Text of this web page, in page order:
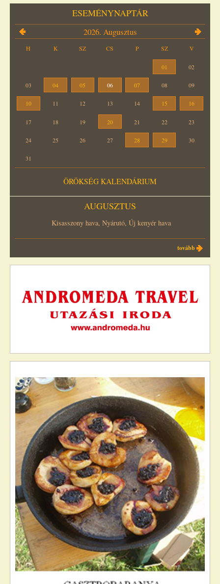
ESEMÉNYNAPTÁR
2026. Augusztus
H K SZ CS P SZ V
01 02
03 04 05 06 07 08 09
10 11 12 13 14 15 16
17 18 19 20 21 22 23
24 25 26 27 28 29 30
31
ÖRÖKSÉG KALENDÁRIUM
AUGUSZTUS
Kisasszony hava, Nyárutó, Új kenyér hava
tovább